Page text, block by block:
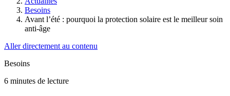
Besoins
Avant l’été : pourquoi la protection solaire est le meilleur soin
anti-âge
Aller directement au contenu
Besoins
6 minutes de lecture